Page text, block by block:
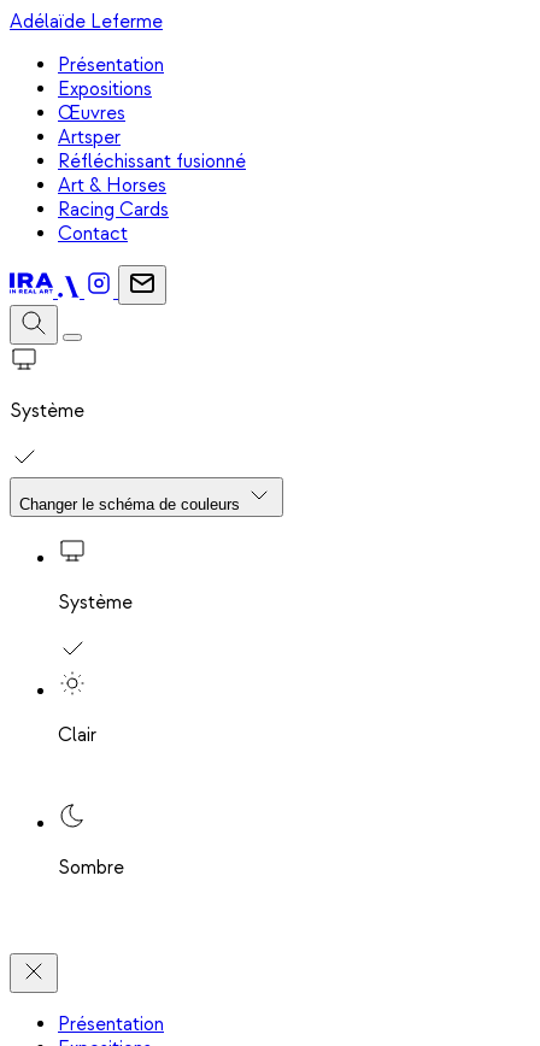
Adélaïde Leferme
Présentation
Expositions
Œuvres
Artsper
Réfléchissant fusionné
Art & Horses
Racing Cards
Contact
Système
Changer le schéma de couleurs
Système
Clair
Sombre
Présentation